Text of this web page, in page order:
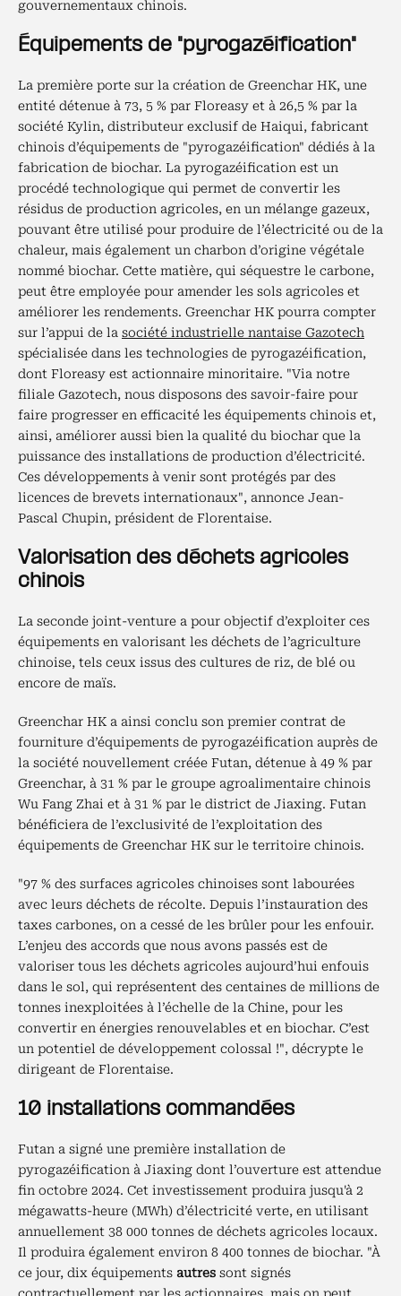
gouvernementaux chinois.
Équipements de "pyrogazéification"
La première porte sur la création de Greenchar HK, une
entité détenue à 73, 5 % par Floreasy et à 26,5 % par la
société Kylin, distributeur exclusif de Haiqui, fabricant
chinois d’équipements de "pyrogazéification" dédiés à la
fabrication de biochar. La pyrogazéification est un
procédé technologique qui permet de convertir les
résidus de production agricoles, en un mélange gazeux,
pouvant être utilisé pour produire de l’électricité ou de la
chaleur, mais également un charbon d’origine végétale
nommé biochar. Cette matière, qui séquestre le carbone,
peut être employée pour amender les sols agricoles et
améliorer les rendements. Greenchar HK pourra compter
sur l’appui de la société industrielle nantaise Gazotech
spécialisée dans les technologies de pyrogazéification,
dont Floreasy est actionnaire minoritaire. "Via notre
filiale Gazotech, nous disposons des savoir-faire pour
faire progresser en efficacité les équipements chinois et,
ainsi, améliorer aussi bien la qualité du biochar que la
puissance des installations de production d’électricité.
Ces développements à venir sont protégés par des
licences de brevets internationaux", annonce Jean-
Pascal Chupin, président de Florentaise.
Valorisation des déchets agricoles
chinois
La seconde joint-venture a pour objectif d’exploiter ces
équipements en valorisant les déchets de l’agriculture
chinoise, tels ceux issus des cultures de riz, de blé ou
encore de maïs.
Greenchar HK a ainsi conclu son premier contrat de
fourniture d’équipements de pyrogazéification auprès de
la société nouvellement créée Futan, détenue à 49 % par
Greenchar, à 31 % par le groupe agroalimentaire chinois
Wu Fang Zhai et à 31 % par le district de Jiaxing. Futan
bénéficiera de l’exclusivité de l’exploitation des
équipements de Greenchar HK sur le territoire chinois.
"97 % des surfaces agricoles chinoises sont labourées
avec leurs déchets de récolte. Depuis l’instauration des
taxes carbones, on a cessé de les brûler pour les enfouir.
L’enjeu des accords que nous avons passés est de
valoriser tous les déchets agricoles aujourd’hui enfouis
dans le sol, qui représentent des centaines de millions de
tonnes inexploitées à l’échelle de la Chine, pour les
convertir en énergies renouvelables et en biochar. C’est
un potentiel de développement colossal !", décrypte le
dirigeant de Florentaise.
10 installations commandées
Futan a signé une première installation de
pyrogazéification à Jiaxing dont l’ouverture est attendue
fin octobre 2024. Cet investissement produira jusqu'à 2
mégawatts-heure (MWh) d’électricité verte, en utilisant
annuellement 38 000 tonnes de déchets agricoles locaux.
Il produira également environ 8 400 tonnes de biochar. "À
ce jour, dix équipements autres sont signés